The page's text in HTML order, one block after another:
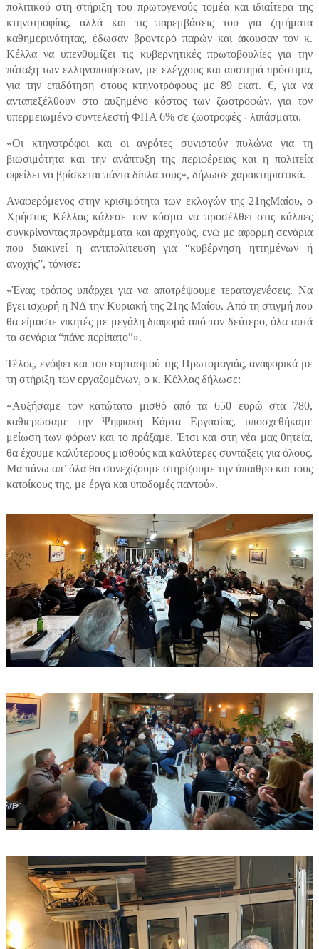
πολιτικού στη στήριξη του πρωτογενούς τομέα και ιδιαίτερα της
κτηνοτροφίας, αλλά και τις παρεμβάσεις του για ζητήματα
καθημερινότητας, έδωσαν βροντερό παρών και άκουσαν τον κ.
Κέλλα να υπενθυμίζει τις κυβερνητικές πρωτοβουλίες για την
πάταξη των ελληνοποιήσεων, με ελέγχους και αυστηρά πρόστιμα,
για την επιδότηση στους κτηνοτρόφους με 89 εκατ. €, για να
ανταπεξέλθουν στο αυξημένο κόστος των ζωοτροφών, για τον
υπερμειωμένο συντελεστή ΦΠΑ 6% σε ζωοτροφές - λιπάσματα.
«Οι κτηνοτρόφοι και οι αγρότες συνιστούν πυλώνα για τη
βιωσιμότητα και την ανάπτυξη της περιφέρειας και η πολιτεία
οφείλει να βρίσκεται πάντα δίπλα τους», δήλωσε χαρακτηριστικά.
Αναφερόμενος στην κρισιμότητα των εκλογών της 21ηςΜαίου, ο
Χρήστος Κέλλας κάλεσε τον κόσμο να προσέλθει στις κάλπες
συγκρίνοντας προγράμματα και αρχηγούς, ενώ με αφορμή σενάρια
που διακινεί η αντιπολίτευση για “κυβέρνηση ηττημένων ή
ανοχής”, τόνισε:
«Ένας τρόπος υπάρχει για να αποτρέψουμε τερατογενέσεις. Να
βγει ισχυρή η ΝΔ την Κυριακή της 21ης Μαΐου. Από τη στιγμή που
θα είμαστε νικητές με μεγάλη διαφορά από τον δεύτερο, όλα αυτά
τα σενάρια “πάνε περίπατο”».
Τέλος, ενόψει και του εορτασμού της Πρωτομαγιάς, αναφορικά με
τη στήριξη των εργαζομένων, ο κ. Κέλλας δήλωσε:
«Αυξήσαμε τον κατώτατο μισθό από τα 650 ευρώ στα 780,
καθιερώσαμε την Ψηφιακή Κάρτα Εργασίας, υποσχεθήκαμε
μείωση των φόρων και το πράξαμε. Έτσι και στη νέα μας θητεία,
θα έχουμε καλύτερους μισθούς και καλύτερες συντάξεις για όλους.
Μα πάνω απ’ όλα θα συνεχίζουμε στηρίζουμε την ύπαιθρο και τους
κατοίκους της, με έργα και υποδομές παντού».